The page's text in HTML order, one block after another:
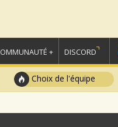
+ DISCORD
Choix de l'équipe